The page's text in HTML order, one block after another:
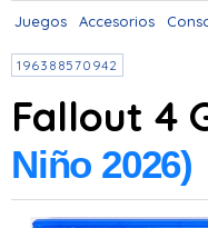
Juegos Accesorios
196388570942
Fallout 4
Niño 2026)